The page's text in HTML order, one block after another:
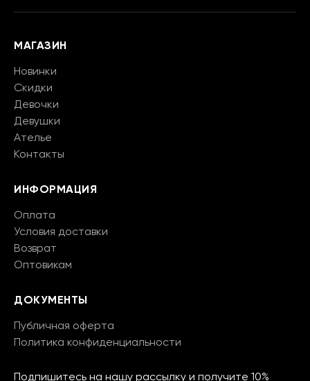
МАГАЗИН
Новинки
Скидки
Девочки
Девушки
Ателье
Контакты
ИНФОРМАЦИЯ
Оплата
Условия доставки
Возврат
Оптовикам
ДОКУМЕНТЫ
Публичная оферта
Политика конфиденциальности
Подпишитесь на нашу рассылку и получите 10%